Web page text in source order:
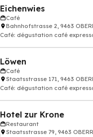
Eichenwies
Café
Bahnhofstrasse 2, 9463
Café: dégustation café
Löwen
Café
Staatsstrasse 171, 9463
Café: dégustation café
Hotel zur Krone
Restaurant
Staatsstrasse 79, 9463